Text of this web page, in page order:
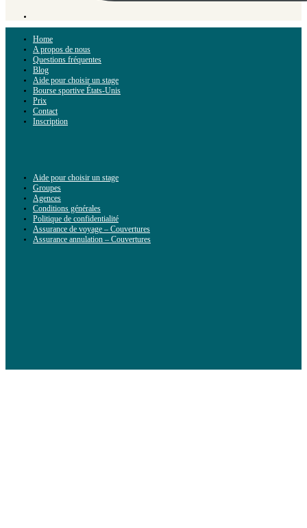
Home
A propos de nous
Questions fréquentes
Blog
Aide pour choisir un stage
Bourse sportive États-Unis
Prix
Contact
Inscription
Aide pour choisir un stage
Groupes
Agences
Conditions générales
Politique de confidentialité
Assurance de voyage – Couvertures
Assurance annulation – Couvertures